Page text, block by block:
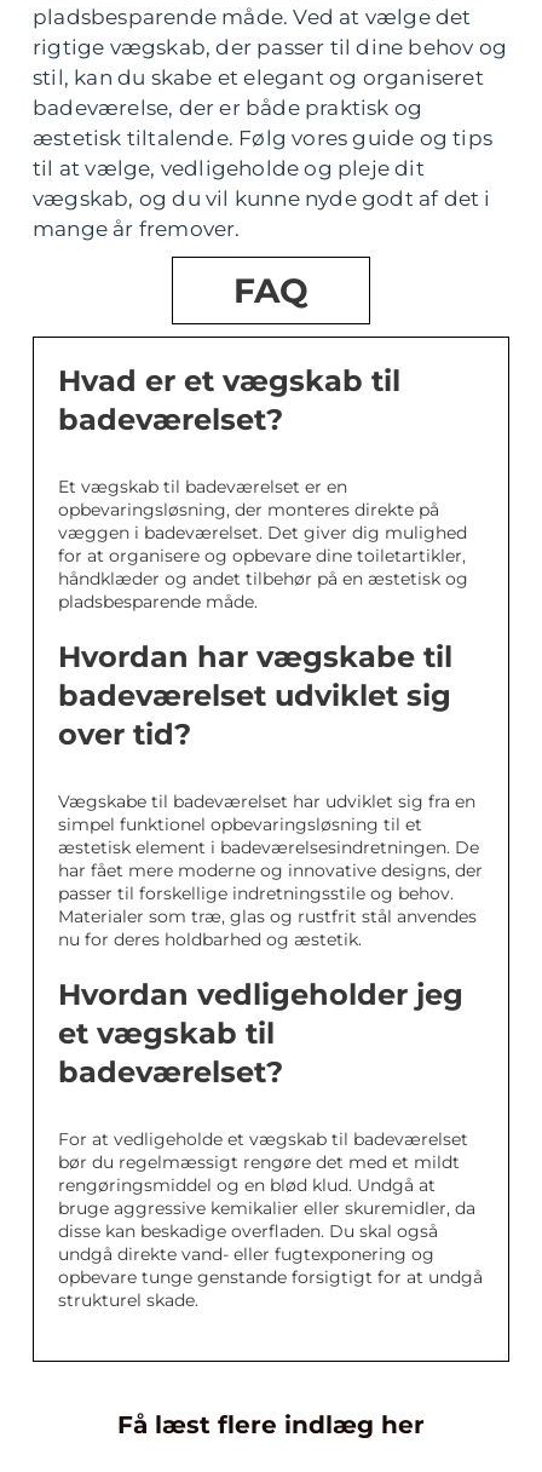
pladsbesparende måde. Ved at vælge det
rigtige vægskab, der passer til dine behov og
stil, kan du skabe et elegant og organiseret
badeværelse, der er både praktisk og
æstetisk tiltalende. Følg vores guide og tips
til at vælge, vedligeholde og pleje dit
vægskab, og du vil kunne nyde godt af det i
mange år fremover.
FAQ
Hvad er et vægskab til
badeværelset?
Et vægskab til badeværelset er en
opbevaringsløsning, der monteres direkte på
væggen i badeværelset. Det giver dig mulighed
for at organisere og opbevare dine toiletartikler,
håndklæder og andet tilbehør på en æstetisk og
pladsbesparende måde.
Hvordan har vægskabe til
badeværelset udviklet sig
over tid?
Vægskabe til badeværelset har udviklet sig fra en
simpel funktionel opbevaringsløsning til et
æstetisk element i badeværelsesindretningen. De
har fået mere moderne og innovative designs, der
passer til forskellige indretningsstile og behov.
Materialer som træ, glas og rustfrit stål anvendes
nu for deres holdbarhed og æstetik.
Hvordan vedligeholder jeg
et vægskab til
badeværelset?
For at vedligeholde et vægskab til badeværelset
bør du regelmæssigt rengøre det med et mildt
rengøringsmiddel og en blød klud. Undgå at
bruge aggressive kemikalier eller skuremidler, da
disse kan beskadige overfladen. Du skal også
undgå direkte vand- eller fugtexponering og
opbevare tunge genstande forsigtigt for at undgå
strukturel skade.
Få læst flere indlæg her